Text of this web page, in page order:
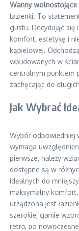
Wanny wolnostojące
łazienki. To
gustu. Decydując się
komfort, estetykę i
kąpielowej.
wbudowanych w
centralnym punktem
zachęcając do
Jak Wybrać
Wybór odpowiedniej
wymaga
pierwsze, należy
dostępne są w
idealnych do
maksymalny
urządzona jest
szerokiej gamie
retro, po